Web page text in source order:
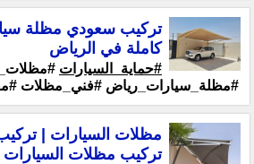
تركيب سعودي مظلة
كاملة في الرياض
#حماية_السيارات
#مظلة_سيارات_رياض #فني_مظلات
مظلات السيارات |
تركيب مظلات السيارات